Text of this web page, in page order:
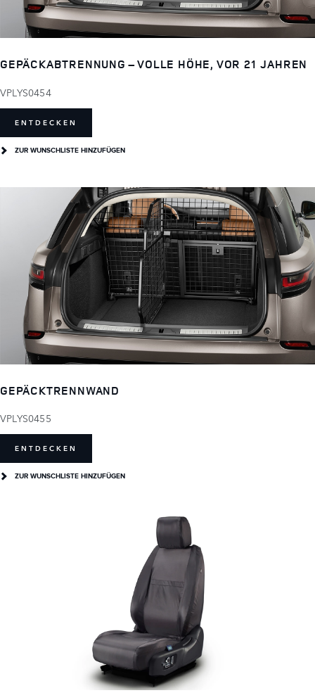
GEPÄCKABTRENNUNG – VOLLE HÖHE, VOR 21 JAHREN
VPLYS0454
ENTDECKEN
ZUR WUNSCHLISTE HINZUFÜGEN
GEPÄCKTRENNWAND
VPLYS0455
ENTDECKEN
ZUR WUNSCHLISTE HINZUFÜGEN